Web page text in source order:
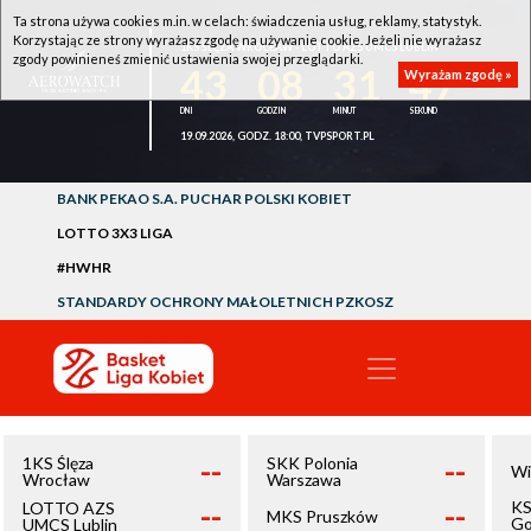
1KS ŚLĘZA WROCŁAW - LOTTO AZS UMCS LUBLIN
47
19.09.2026, GODZ. 18:00, TVPSPORT.PL
BANK PEKAO S.A. PUCHAR POLSKI KOBIET
LOTTO 3X3 LIGA
#HWHR
STANDARDY OCHRONY MAŁOLETNICH PZKOSZ
1KS Ślęza
Wrocław
--
LOTTO AZS
UMCS Lublin
--
SKK Polonia
Warszawa
--
MKS Pruszków --
Ta strona używa cookies m.in. w celach: świadczenia usług, reklamy, statystyk.
Korzystając ze strony wyrażasz zgodę na używanie cookie. Jeżeli nie wyrażasz
zgody powinieneś zmienić ustawienia swojej przeglądarki.
Wyrażam zgodę »